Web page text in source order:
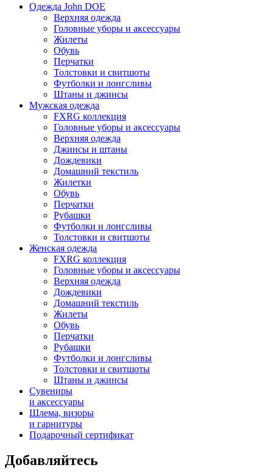
Одежда John DOE
Верхняя одежда
Головные уборы и аксессуары
Жилеты
Обувь
Перчатки
Толстовки и свитшоты
Футболки и лонгсливы
Штаны и джинсы
Мужская одежда
FXRG коллекция
Головные уборы и аксессуары
Верхняя одежда
Джинсы и штаны
Дождевики
Домашний текстиль
Жилетки
Обувь
Перчатки
Рубашки
Футболки и лонгсливы
Толстовки и свитшоты
Женская одежда
FXRG коллекция
Головные уборы и аксессуары
Верхняя одежда
Дождевики
Домашний текстиль
Жилеты
Обувь
Перчатки
Рубашки
Футболки и лонгсливы
Толстовки и свитшоты
Штаны и джинсы
Сувениры
и аксессуары
Шлема, визоры
и гарнитуры
Подарочный сертификат
Добавляйтесь